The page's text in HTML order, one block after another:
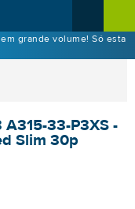
grande volume! Só esta
33-P3XS -
Slim 30p